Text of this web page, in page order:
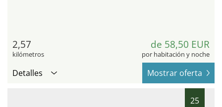
2,57
kilómetros
de 58,50 EUR
por habitación y noche
Detalles Mostrar oferta
25